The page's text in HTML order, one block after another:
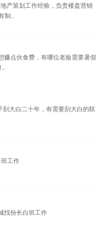
产策划工作经验，负责楼盘营销
制..
赚点伙食费，有哪位老板需要暑假
刮大白二十年，有需要刮大白的联
工作
找份长白班工作